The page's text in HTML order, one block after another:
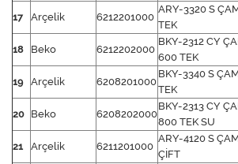
17 Arçelik 6212201000
ARY-3320 S
TEK
18 Beko 6212202000
BKY-2312 CY
600 TEK
19 Arçelik 6208201000
BKY-3340 S
TEK
20 Beko 6208202000
BKY-2313 CY
800 TEK SU
21 Arçelik 6211201000
ARY-4120 S
ÇİFT